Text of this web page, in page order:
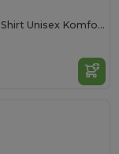
Kinder Bio-Baumwolle T-Shirt Unisex Komfort